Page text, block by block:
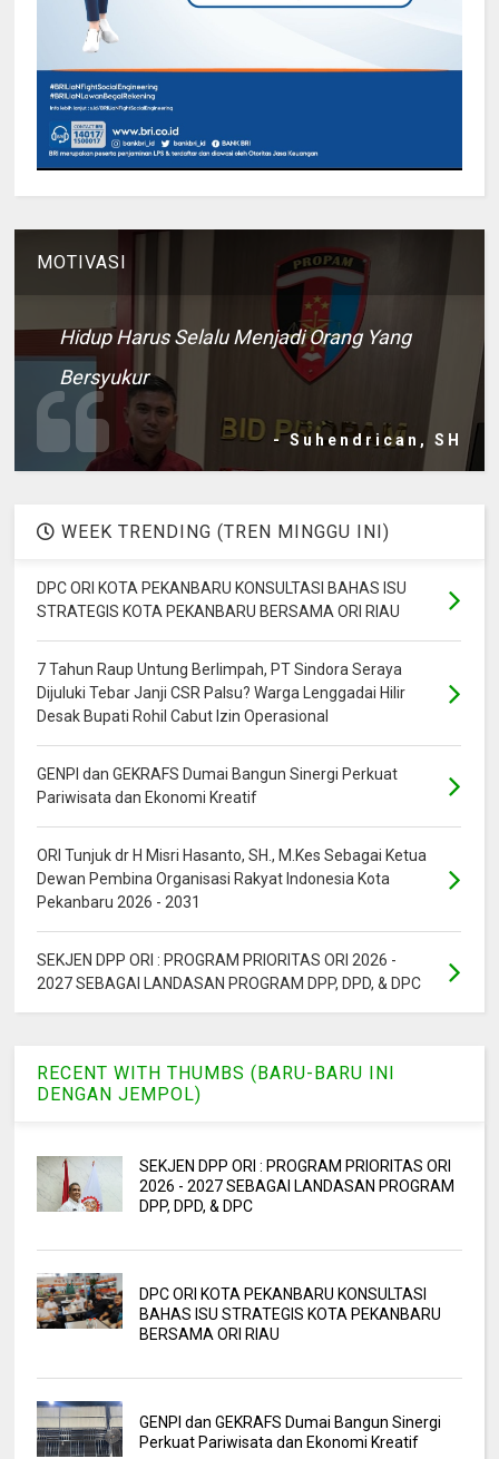
MOTIVASI
Hidup Harus Selalu Menjadi Orang Yang
Bersyukur
- Suhendrican, SH
WEEK TRENDING (TREN MINGGU INI)
DPC ORI KOTA PEKANBARU KONSULTASI BAHAS ISU
STRATEGIS KOTA PEKANBARU BERSAMA ORI RIAU
7 Tahun Raup Untung Berlimpah, PT Sindora Seraya
Dijuluki Tebar Janji CSR Palsu? Warga Lenggadai Hilir
Desak Bupati Rohil Cabut Izin Operasional
GENPI dan GEKRAFS Dumai Bangun Sinergi Perkuat
Pariwisata dan Ekonomi Kreatif
ORI Tunjuk dr H Misri Hasanto, SH., M.Kes Sebagai Ketua
Dewan Pembina Organisasi Rakyat Indonesia Kota
Pekanbaru 2026 - 2031
SEKJEN DPP ORI : PROGRAM PRIORITAS ORI 2026 -
2027 SEBAGAI LANDASAN PROGRAM DPP, DPD, & DPC
RECENT WITH THUMBS (BARU-BARU INI
DENGAN JEMPOL)
SEKJEN DPP ORI : PROGRAM PRIORITAS ORI
2026 - 2027 SEBAGAI LANDASAN PROGRAM
DPP, DPD, & DPC
DPC ORI KOTA PEKANBARU KONSULTASI
BAHAS ISU STRATEGIS KOTA PEKANBARU
BERSAMA ORI RIAU
GENPI dan GEKRAFS Dumai Bangun Sinergi
Perkuat Pariwisata dan Ekonomi Kreatif